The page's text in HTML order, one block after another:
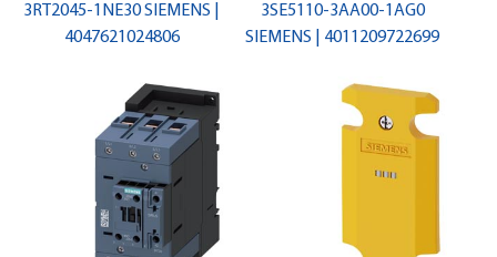
3RT2045-1NE30 SIEMENS |
4047621024806
3SE5110-3AA00-1AG0
SIEMENS | 4011209722699